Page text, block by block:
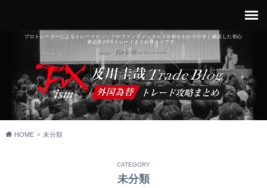
プロトレーダーによるトレードロジックやファンダメンタルズ分析をわかりやすく解説した初心
者必見のFXトレードまとめサイトです。
HOME 未分類
CATEGORY
未分類